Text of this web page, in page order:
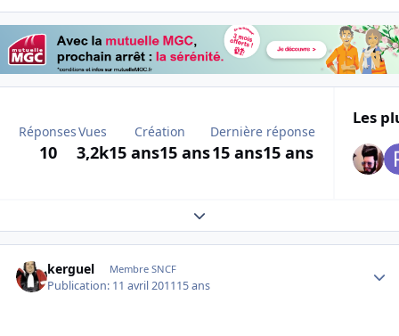
Réponses
10
Vues
3,2k
Création
15 ans15 ans
Dernière réponse
15 ans15 ans
Les
Expand topic overview
kerguel Membre SNCF
Publication: 11 avril 201115 ans